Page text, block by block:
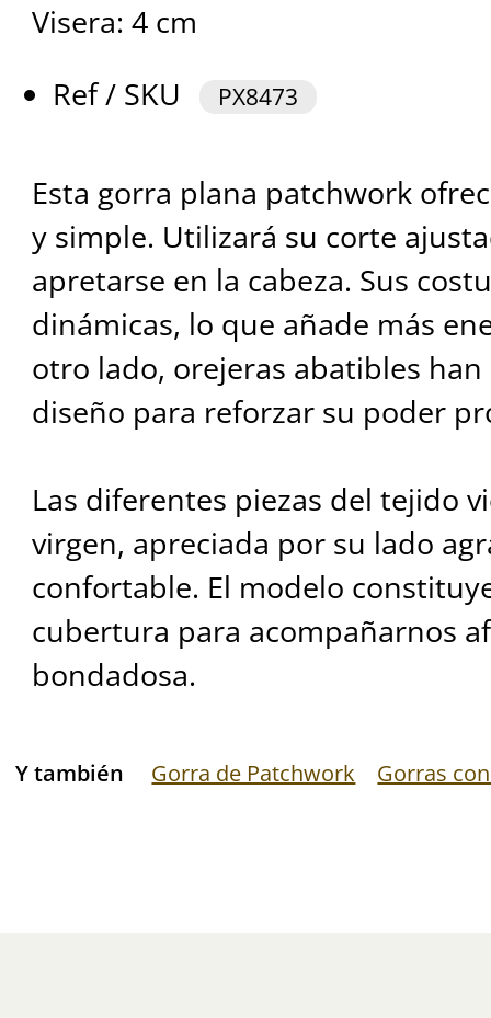
Visera: 4 cm
Ref / SKU
PX8473
Esta gorra plana patchwork
y simple. Utilizará su corte
apretarse en la cabeza. Sus
dinámicas, lo que añade más
otro lado, orejeras abatibles
diseño para reforzar su poder
Las diferentes piezas del tejido
virgen, apreciada por su lado
confortable. El modelo
cubertura para acompañarnos
bondadosa.
Y también Gorra de Patchwork Gorras